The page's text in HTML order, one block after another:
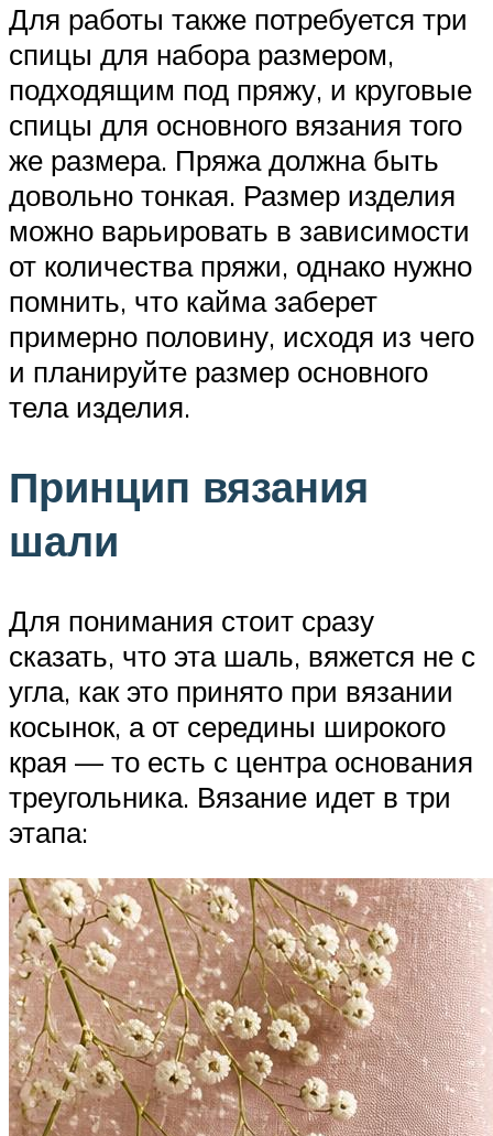
Для работы также потребуется три
спицы для набора размером,
подходящим под пряжу, и круговые
спицы для основного вязания того
же размера. Пряжа должна быть
довольно тонкая. Размер изделия
можно варьировать в зависимости
от количества пряжи, однако нужно
помнить, что кайма заберет
примерно половину, исходя из чего
и планируйте размер основного
тела изделия.
Принцип вязания
шали
Для понимания стоит сразу
сказать, что эта шаль, вяжется не с
угла, как это принято при вязании
косынок, а от середины широкого
края — то есть с центра основания
треугольника. Вязание идет в три
этапа: